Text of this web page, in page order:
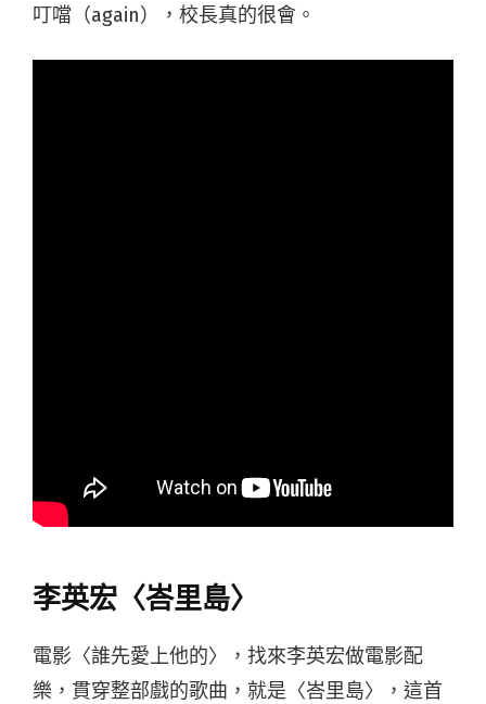
叮噹（again），校長真的很會。
李英宏〈峇里島〉
電影〈誰先愛上他的〉，找來李英宏做電影配
樂，貫穿整部戲的歌曲，就是〈峇里島〉，這首